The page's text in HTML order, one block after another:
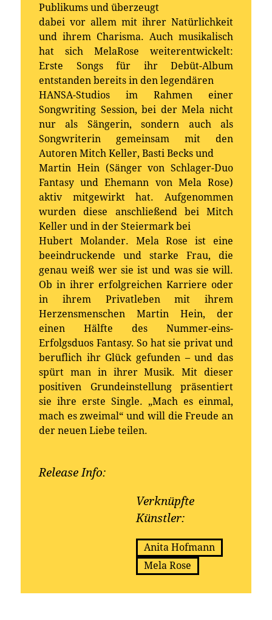
Publikums und überzeugt
dabei vor allem mit ihrer Natürlichkeit
und ihrem Charisma. Auch musikalisch
hat sich MelaRose weiterentwickelt:
Erste Songs für ihr Debüt-Album
entstanden bereits in den legendären
HANSA-Studios im Rahmen einer
Songwriting Session, bei der Mela nicht
nur als Sängerin, sondern auch als
Songwriterin gemeinsam mit den
Autoren Mitch Keller, Basti Becks und
Martin Hein (Sänger von Schlager-Duo
Fantasy und Ehemann von Mela Rose)
aktiv mitgewirkt hat. Aufgenommen
wurden diese anschließend bei Mitch
Keller und in der Steiermark bei
Hubert Molander. Mela Rose ist eine
beeindruckende und starke Frau, die
genau weiß wer sie ist und was sie will.
Ob in ihrer erfolgreichen Karriere oder
in ihrem Privatleben mit ihrem
Herzensmenschen Martin Hein, der
einen Hälfte des Nummer-eins-
Erfolgsduos Fantasy. So hat sie privat und
beruflich ihr Glück gefunden – und das
spürt man in ihrer Musik. Mit dieser
positiven Grundeinstellung präsentiert
sie ihre erste Single. „Mach es einmal,
mach es zweimal“ und will die Freude an
der neuen Liebe teilen.
Release Info:
Verknüpfte
Künstler:
Anita Hofmann
Mela Rose